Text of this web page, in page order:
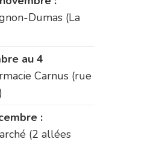
Dumas (La
au 4
Carnus (rue
:
(2 allées